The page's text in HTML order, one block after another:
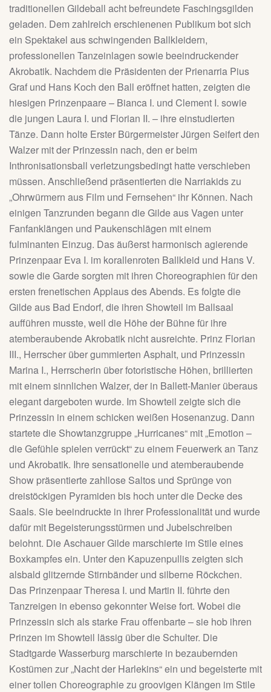
traditionellen Gildeball acht befreundete Faschingsgilden
geladen. Dem zahlreich erschienenen Publikum bot sich
ein Spektakel aus schwingenden Ballkleidern,
professionellen Tanzeinlagen sowie beeindruckender
Akrobatik. Nachdem die Präsidenten der Prienarria Pius
Graf und Hans Koch den Ball eröffnet hatten, zeigten die
hiesigen Prinzenpaare – Bianca I. und Clement I. sowie
die jungen Laura I. und Florian II. – ihre einstudierten
Tänze. Dann holte Erster Bürgermeister Jürgen Seifert den
Walzer mit der Prinzessin nach, den er beim
Inthronisationsball verletzungsbedingt hatte verschieben
müssen. Anschließend präsentierten die Narriakids zu
„Ohrwürmern aus Film und Fernsehen“ ihr Können. Nach
einigen Tanzrunden begann die Gilde aus Vagen unter
Fanfanklängen und Paukenschlägen mit einem
fulminanten Einzug. Das äußerst harmonisch agierende
Prinzenpaar Eva I. im korallenroten Ballkleid und Hans V.
sowie die Garde sorgten mit ihren Choreographien für den
ersten frenetischen Applaus des Abends. Es folgte die
Gilde aus Bad Endorf, die ihren Showteil im Ballsaal
aufführen musste, weil die Höhe der Bühne für ihre
atemberaubende Akrobatik nicht ausreichte. Prinz Florian
III., Herrscher über gummierten Asphalt, und Prinzessin
Marina I., Herrscherin über fotoristische Höhen, brillierten
mit einem sinnlichen Walzer, der in Ballett-Manier überaus
elegant dargeboten wurde. Im Showteil zeigte sich die
Prinzessin in einem schicken weißen Hosenanzug. Dann
startete die Showtanzgruppe „Hurricanes“ mit „Emotion –
die Gefühle spielen verrückt“ zu einem Feuerwerk an Tanz
und Akrobatik. Ihre sensationelle und atemberaubende
Show präsentierte zahllose Saltos und Sprünge von
dreistöckigen Pyramiden bis hoch unter die Decke des
Saals. Sie beeindruckte in ihrer Professionalität und wurde
dafür mit Begeisterungsstürmen und Jubelschreiben
belohnt. Die Aschauer Gilde marschierte im Stile eines
Boxkampfes ein. Unter den Kapuzenpullis zeigten sich
alsbald glitzernde Stirnbänder und silberne Röckchen.
Das Prinzenpaar Theresa I. und Martin II. führte den
Tanzreigen in ebenso gekonnter Weise fort. Wobei die
Prinzessin sich als starke Frau offenbarte – sie hob ihren
Prinzen im Showteil lässig über die Schulter. Die
Stadtgarde Wasserburg marschierte in bezaubernden
Kostümen zur „Nacht der Harlekins“ ein und begeisterte mit
einer tollen Choreographie zu groovigen Klängen im Stile